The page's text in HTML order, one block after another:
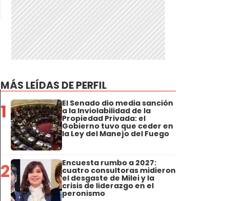
MÁS LEÍDAS DE PERFIL
1 El Senado dio media sanción
a la Inviolabilidad de la
Propiedad Privada: el
Gobierno tuvo que ceder en
la Ley del Manejo del Fuego
2 Encuesta rumbo a 2027:
cuatro consultoras midieron
el desgaste de Milei y la
crisis de liderazgo en el
peronismo